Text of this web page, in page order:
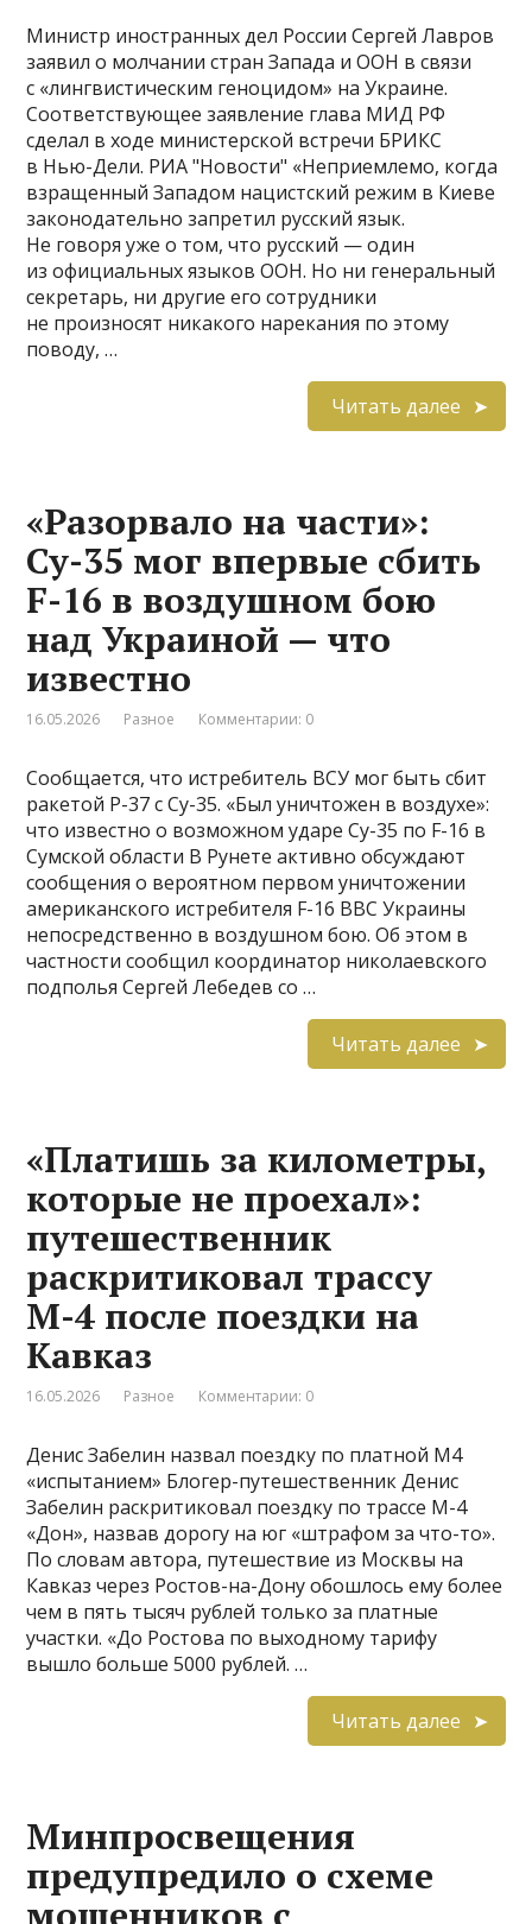
Министр иностранных дел России Сергей Лавров
заявил о молчании стран Запада и ООН в связи
с «лингвистическим геноцидом» на Украине.
Соответствующее заявление глава МИД РФ
сделал в ходе министерской встречи БРИКС
в Нью-Дели. РИА "Новости" «Неприемлемо, когда
взращенный Западом нацистский режим в Киеве
законодательно запретил русский язык.
Не говоря уже о том, что русский — один
из официальных языков ООН. Но ни генеральный
секретарь, ни другие его сотрудники
не произносят никакого нарекания по этому
поводу, …
Читать далее
«Разорвало на части»:
Су-35 мог впервые сбить
F-16 в воздушном бою
над Украиной — что
известно
16.05.2026 Разное Комментарии: 0
Сообщается, что истребитель ВСУ мог быть сбит
ракетой Р-37 с Су-35. «Был уничтожен в воздухе»:
что известно о возможном ударе Су-35 по F-16 в
Сумской области В Рунете активно обсуждают
сообщения о вероятном первом уничтожении
американского истребителя F-16 ВВС Украины
непосредственно в воздушном бою. Об этом в
частности сообщил координатор николаевского
подполья Сергей Лебедев со …
Читать далее
«Платишь за километры,
которые не проехал»:
путешественник
раскритиковал трассу
М-4 после поездки на
Кавказ
16.05.2026 Разное Комментарии: 0
Денис Забелин назвал поездку по платной М4
«испытанием» Блогер-путешественник Денис
Забелин раскритиковал поездку по трассе М-4
«Дон», назвав дорогу на юг «штрафом за что-то».
По словам автора, путешествие из Москвы на
Кавказ через Ростов-на-Дону обошлось ему более
чем в пять тысяч рублей только за платные
участки. «До Ростова по выходному тарифу
вышло больше 5000 рублей. …
Читать далее
Минпросвещения
предупредило о схеме
мошенников с